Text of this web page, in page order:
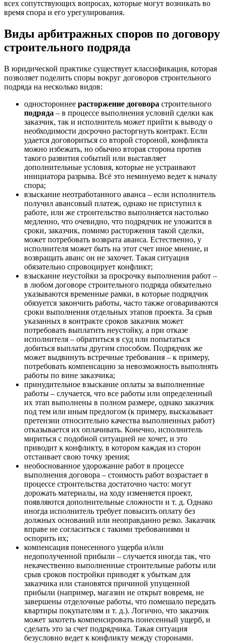
всех сопутствующих вопросах, которые могут возникать во
время спора и его урегулирования.
Виды арбитражных споров по договору
строительного подряда
В юридической практике существует классификация, которая
позволяет поделить споры вокруг договоров строительного
подряда на несколько видов:
одностороннее расторжение договора строительного
подряда – в процессе выполнения условий сделки как
заказчик, так и исполнитель может прийти к выводу о
необходимости досрочно расторгнуть контракт. Если
удается договориться со второй стороной, конфликта
можно избежать, но обычно вторая сторона против
такого развития событий или выставляет
дополнительные условия, которые не устраивают
инициатора разрыва. Всё это неминуемо ведет к началу
спора;
взыскание неотработанного аванса – если исполнитель
получил авансовый платеж, однако не приступил к
работе, или же строительство выполняется настолько
медленно, что очевидно, что подрядчик не уложится в
сроки, заказчик, помимо расторжения такой сделки,
может потребовать возврата аванса. Естественно, у
исполнителя может быть на этот счет иное мнение, и
возвращать аванс он не захочет. Такая ситуация
обязательно спровоцирует конфликт;
взыскание неустойки за просрочку выполнения работ –
в любом договоре строительного подряда обязательно
указываются временные рамки, в которые подрядчик
обязуется закончить работы, часто также оговариваются
сроки выполнения отдельных этапов проекта. За срыв
указанных в контракте сроков заказчик может
потребовать выплатить неустойку, а при отказе
исполнителя – обратиться в суд или попытаться
добиться выплаты другим способом. Подрядчик же
может выдвинуть встречные требования – к примеру,
потребовать компенсацию за невозможность выполнять
работы по вине заказчика;
принудительное взыскание оплаты за выполненные
работы – случается, что все работы или определенный
их этап выполнены в полном размере, однако заказчик
под тем или иным предлогом (к примеру, высказывает
претензии относительно качества выполненных работ)
отказывается их оплачивать. Конечно, исполнитель
мириться с подобной ситуацией не хочет, и это
приводит к конфликту, в котором каждая из сторон
отстаивает свою точку зрения;
необоснованное удорожание работ в процессе
выполнения договора – стоимость работ возрастает в
процессе строительства достаточно часто: могут
дорожать материалы, на ходу изменяется проект,
появляются дополнительные сложности и т. д. Однако
иногда исполнитель требует повысить оплату без
должных оснований или неоправданно резко. Заказчик
вправе не согласиться с такими требованиями и
оспорить их;
компенсация понесенного ущерба и/или
недополученной прибыли – случается иногда так, что
некачественно выполненные строительные работы или
срыв сроков постройки приводят к убыткам для
заказчика или становятся причиной упущенной
прибыли (например, магазин не открыт вовремя, не
завершены отделочные работы, что помешало передать
квартиры покупателям и т. д.). Логично, что заказчик
может захотеть компенсировать понесенный ущерб, и
сделать это за счет подрядчика. Такая ситуация
безусловно ведет к конфликту между сторонами.